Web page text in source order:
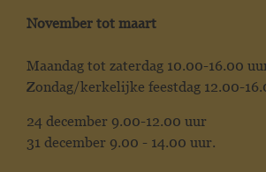
November tot maart
Maandag tot zaterdag 10.00-16.00
Zondag/kerkelijke feestdag 12.00-
24 december 9.00-12.00 uur
31 december 9.00 - 14.00 uur.